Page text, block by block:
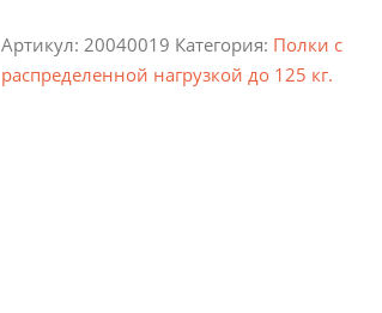
Артикул: 20040019 Категория: Полки с
распределенной нагрузкой до 125 кг.